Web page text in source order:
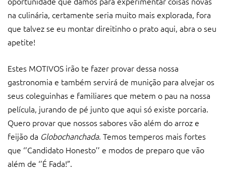
na culinária, certamente seria muito mais explorada, fora
que talvez se eu montar direitinho o prato aqui, abra o seu
apetite!
Estes MOTIVOS irão te fazer provar dessa nossa
gastronomia e também servirá de munição para alvejar os
seus coleguinhas e familiares que metem o pau na nossa
película, jurando de pé junto que aqui só existe porcaria.
Quero provar que nossos sabores vão além do arroz e
feijão da Globochanchada. Temos temperos mais fortes
que ‘’Candidato Honesto’’ e modos de preparo que vão
além de ‘’É Fada!”.